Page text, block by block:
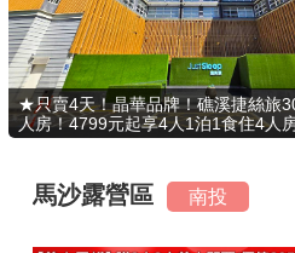
好康優惠
最新消息
最新留言
★只賣4天！晶華品牌！礁溪捷絲旅
人房！4799元起享4人1泊1食住4人房
馬沙露營區 南投